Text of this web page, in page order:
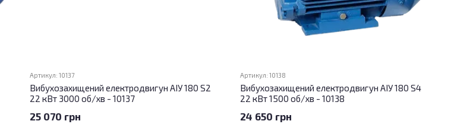
Артикул: 10137
Вибухозахищений електродвигун АІУ 180 S2
22 кВт 3000 об/хв - 10137
25 070 грн
Артикул: 10138
Вибухозахищений електродвигун АІУ 180 S4
22 кВт 1500 об/хв - 10138
24 650 грн